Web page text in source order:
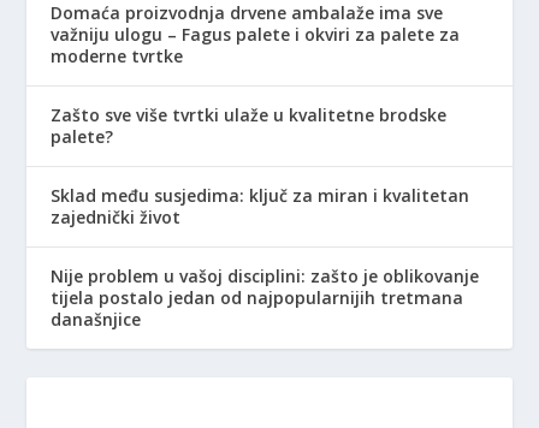
Domaća proizvodnja drvene ambalaže ima sve
važniju ulogu – Fagus palete i okviri za palete za
moderne tvrtke
Zašto sve više tvrtki ulaže u kvalitetne brodske
palete?
Sklad među susjedima: ključ za miran i kvalitetan
zajednički život
Nije problem u vašoj disciplini: zašto je oblikovanje
tijela postalo jedan od najpopularnijih tretmana
današnjice